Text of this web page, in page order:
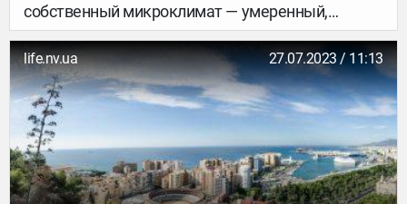
собственный микроклимат — умеренный,
влажный, с множеством солнечных дней и
практически непрекращающимся купальным
сезоном. Наличие гор позволяет заниматься
горнолыжными видами спорта, развит
альпинизм.
life.nv.ua 27.07.2023 / 11:13